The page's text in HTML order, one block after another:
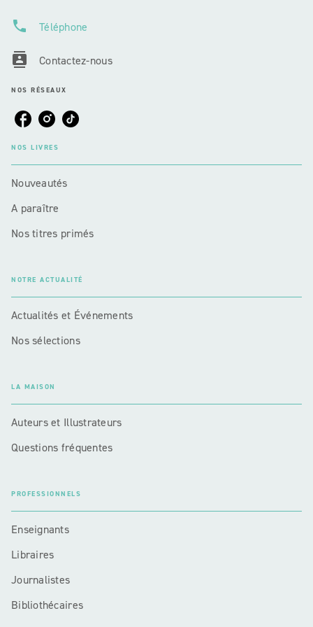
phone Téléphone
contacts Contactez-nous
NOS RÉSEAUX
NOS LIVRES
Nouveautés
A paraître
Nos titres primés
NOTRE ACTUALITÉ
Actualités et Événements
Nos sélections
LA MAISON
Auteurs et Illustrateurs
Questions fréquentes
PROFESSIONNELS
Enseignants
Libraires
Journalistes
Bibliothécaires